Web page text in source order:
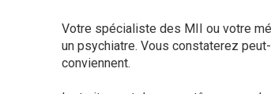
Votre spécialiste des MII ou votre
un psychiatre. Vous constaterez
conviennent.